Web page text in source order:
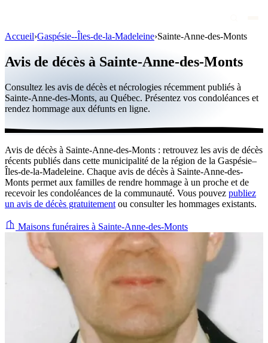
Personnalités publiques
Québec
Canada
International
Par région
Par ville
Maisons funéraires
Éternea
Blog
Publier un avis
Accueil›Gaspésie--Îles-de-la-Madeleine›Sainte-Anne-des-Monts
Avis de décès à Sainte-Anne-des-Monts
Consultez les avis de décès et nécrologies récemment publiés à
Sainte-Anne-des-Monts, au Québec. Présentez vos condoléances et
rendez hommage aux défunts en ligne.
Avis de décès à Sainte-Anne-des-Monts : retrouvez les avis de décès
récents publiés dans cette municipalité de la région de la Gaspésie–
Îles-de-la-Madeleine. Chaque avis de décès à Sainte-Anne-des-
Monts permet aux familles de rendre hommage à un proche et de
recevoir les condoléances de la communauté. Vous pouvez publiez
un avis de décès gratuitement ou consulter les hommages existants.
Maisons funéraires à Sainte-Anne-des-Monts